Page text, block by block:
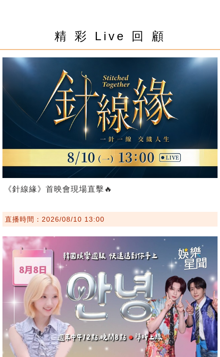
精 彩 Live 回 顧
《針線緣》首映會現場直擊🔥
直播時間：2026/08/10 13:00